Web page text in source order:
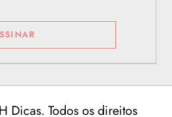
Dicas. Todos os direitos